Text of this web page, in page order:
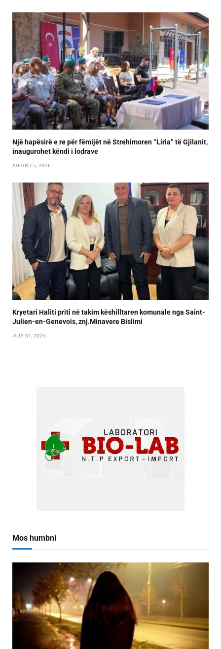
Një hapësirë e re për fëmijët në Strehimoren “Liria” të Gjilanit,
inaugurohet këndi i lodrave
AUGUST 5, 2026
Kryetari Haliti priti në takim këshilltaren komunale nga Saint-
Julien-en-Genevois, znj.Minavere Bislimi
JULY 31, 2026
Mos humbni